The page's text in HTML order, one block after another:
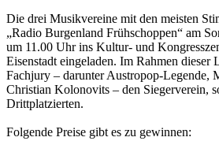
Die drei Musikvereine mit den meisten
„Radio Burgenland Frühschoppen“ am
um 11.00 Uhr ins Kultur- und
Eisenstadt eingeladen. Im Rahmen dieser
Fachjury – darunter Austropop-Legende,
Christian Kolonovits – den Siegerverein,
Drittplatzierten.
Folgende Preise gibt es zu gewinnen: